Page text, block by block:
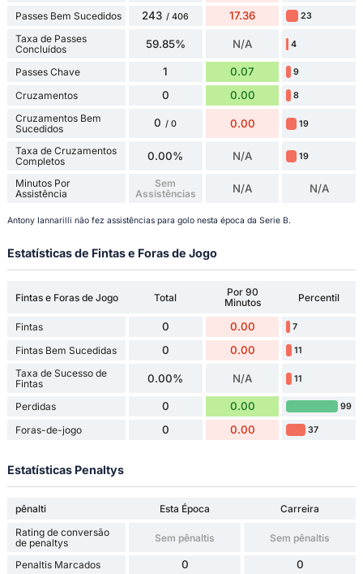
Passes Bem Sucedidos 243 / 406 17.36 23
Taxa de Passes
Concluídos
59.85% N/A 4
Passes Chave 1 0.07 9
Cruzamentos 0 0.00 8
Cruzamentos Bem
Sucedidos
0 / 0 0.00 19
Taxa de Cruzamentos
Completos
0.00% N/A 19
Minutos Por
Assistência
Sem
Assistências
N/A N/A
Antony Iannarilli não fez assistências para golo nesta época da Serie B.
Estatísticas de Fintas e Foras de Jogo
Fintas e Foras de Jogo Total
Por 90
Minutos
Percentil
Fintas 0 0.00 7
Fintas Bem Sucedidas 0 0.00 11
Taxa de Sucesso de
Fintas
0.00% N/A 11
Perdidas 0 0.00 99
Foras-de-jogo 0 0.00 37
Estatísticas Penaltys
pênalti Esta Época
Carreira
Rating de conversão
de penaltys
Sem pênaltis Sem pênaltis
Penaltis Marcados 0 0